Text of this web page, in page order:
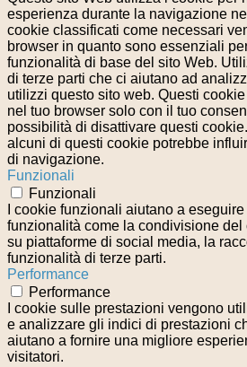
esperienza durante la navigazione
cookie classificati come necessari
browser in quanto sono essenziali
funzionalità di base del sito Web.
di terze parti che ci aiutano ad
utilizzi questo sito web. Questi
nel tuo browser solo con il tuo
possibilità di disattivare questi
alcuni di questi cookie potrebbe
di navigazione.
Funzionali
Funzionali
I cookie funzionali aiutano a
funzionalità come la condivisione del
su piattaforme di social media, la
funzionalità di terze parti.
Performance
Performance
I cookie sulle prestazioni vengono
e analizzare gli indici di prestazioni
aiutano a fornire una migliore
visitatori.